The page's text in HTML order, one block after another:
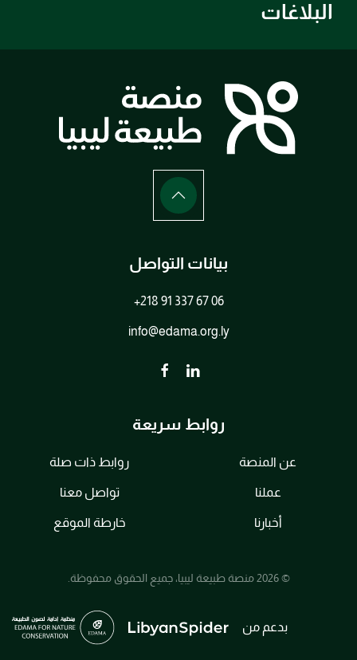
البلاغات
بيانات التواصل
+218 91 337 67 06
info@edama.org.ly
روابط سريعة
عن المنصة
عملنا
أخبارنا
روابط ذات صلة
تواصل معنا
خارطة الموقع
© 2026 منصة طبيعة ليبيا، جميع الحقوق محفوظة.
بدعم من